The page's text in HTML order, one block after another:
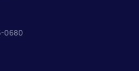
0680